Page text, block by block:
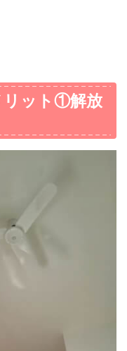
リット①解放